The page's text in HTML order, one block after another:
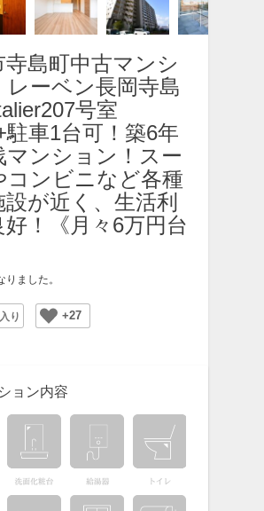
寺島町中古マンシ
ーベン長岡寺島
号室
駐車1台可！築6年
マンション！スー
コンビニなど各種
が近く、生活利
好！《月々6万円台
ました。
+27
ョン内容